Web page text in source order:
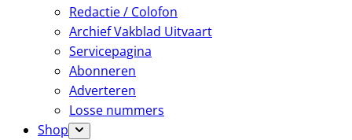
Redactie / Colofon
Archief Vakblad Uitvaart
Servicepagina
Abonneren
Adverteren
Losse nummers
Shop